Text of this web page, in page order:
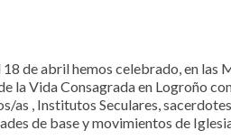
18 de abril hemos celebrado, en las
la Vida Consagrada en Logroño
as , Institutos Seculares,
de base y movimientos de